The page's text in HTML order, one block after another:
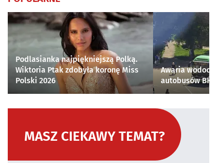
Podlasianka najpiękniejszą Polką.
Wiktoria Ptak zdobyła koronę Miss
Polski 2026
Awaria
autobusów
MASZ CIEKAWY TEMAT?